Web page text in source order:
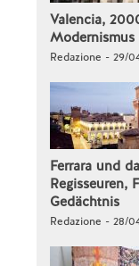
Valencia,
Modernismus
Redazione - 29/
Ferrara und
Regisseuren,
Gedächtnis
Redazione - 28/